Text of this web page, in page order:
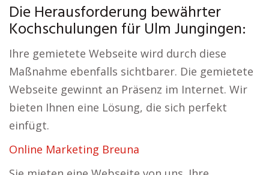
Die Herausforderung bewährter
Kochschulungen für Ulm Jungingen:
Ihre gemietete Webseite wird durch diese
Maßnahme ebenfalls sichtbarer. Die gemietete
Webseite gewinnt an Präsenz im Internet. Wir
bieten Ihnen eine Lösung, die sich perfekt
einfügt.
Online Marketing Breuna